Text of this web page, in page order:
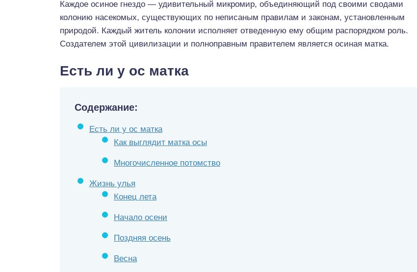
Каждое осиное гнездо — удивительный микромир, объединяющий под своими сводами
колонию насекомых, существующих по неписаным правилам и законам, установленным
природой. Каждый житель колонии исполняет отведенную ему общим распорядком роль.
Создателем этой цивилизации и полноправным правителем является осиная матка.
Есть ли у ос матка
Содержание:
Есть ли у ос матка
Как выглядит матка осы
Многочисленное потомство
Жизнь улья
Конец лета
Начало осени
Поздняя осень
Весна